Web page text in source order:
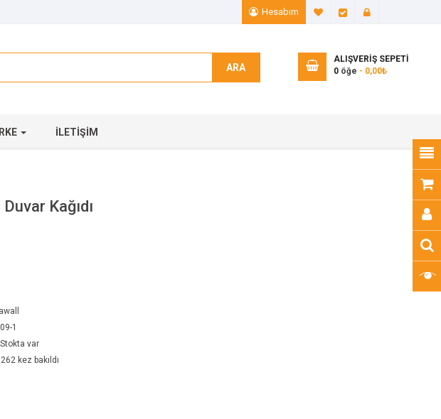
Hesabım A. Listem (0)
Ödeme
ARA
ALIŞVERIŞ SEPETI
0 öğe - 0,00₺
İLETIŞIM
Kağıdı
1
Stokta var
262 kez bakıldı